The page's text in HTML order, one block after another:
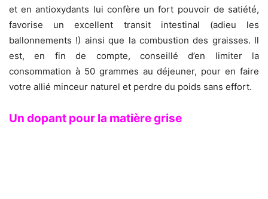
et en antioxydants lui confère un fort pouvoir de satiété,
favorise un excellent transit intestinal (adieu les
ballonnements !) ainsi que la combustion des graisses. Il
est, en fin de compte, conseillé d’en limiter la
consommation à 50 grammes au déjeuner, pour en faire
votre allié minceur naturel et perdre du poids sans effort.
Un dopant pour la matière grise